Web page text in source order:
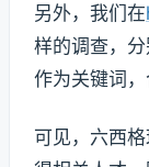
另外，我们在
样的调查，分
作为关键词
可见，六西